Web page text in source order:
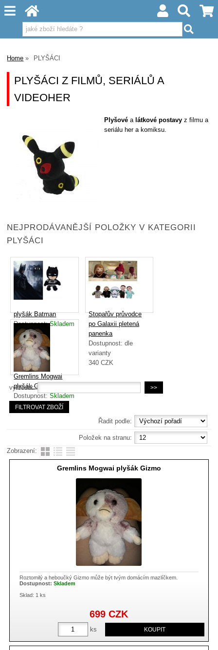
Home PLYŠÁCI
PLYŠÁCI Z FILMŮ, SERIÁLŮ A
VIDEOHER
Plyšovéa látkové postavy z filmu a
seriálu her a komiksu.
NEJPRODÁVANĚJŠÍ POLOŽKY V KATEGORII
PLYŠÁCI
plyšák Batman
Dostupnost:Skladem
259CZK
Stopařův průvodce
po Galaxii pletená
panenka
Dostupnost:dle
varianty
340CZK
Gremlins Mogwai
plyšák Gizmo
Dostupnost:Skladem
699CZK
vyhledat:
Řadit podle:
Položek na stranu:
Zobrazení:
Gremlins Mogwai plyšák Gizmo
Roztomilý a heboučký Gizmo může být tvým domácím mazlíčkem.
Dostupnost:Skladem
Sklad: 1 ks
ks
699CZK